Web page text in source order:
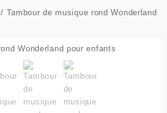
/ Tambour de musique rond Wonderland